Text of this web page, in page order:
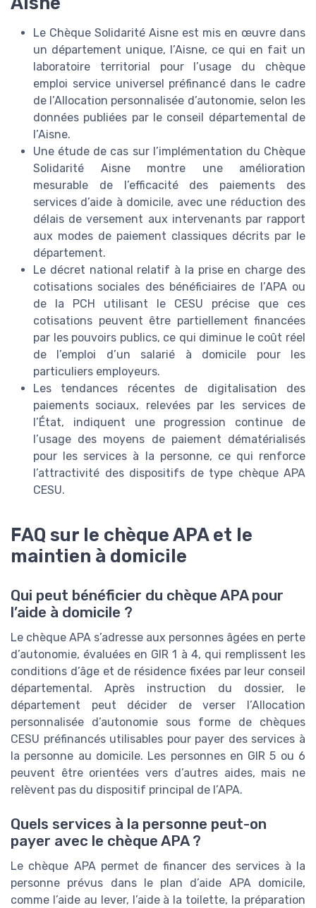
Le Chèque Solidarité Aisne est mis en œuvre dans
un département unique, l’Aisne, ce qui en fait un
laboratoire territorial pour l’usage du chèque
emploi service universel préfinancé dans le cadre
de l’Allocation personnalisée d’autonomie, selon les
données publiées par le conseil départemental de
l’Aisne.
Une étude de cas sur l’implémentation du Chèque
Solidarité Aisne montre une amélioration
mesurable de l’efficacité des paiements des
services d’aide à domicile, avec une réduction des
délais de versement aux intervenants par rapport
aux modes de paiement classiques décrits par le
département.
Le décret national relatif à la prise en charge des
cotisations sociales des bénéficiaires de l’APA ou
de la PCH utilisant le CESU précise que ces
cotisations peuvent être partiellement financées
par les pouvoirs publics, ce qui diminue le coût réel
de l’emploi d’un salarié à domicile pour les
particuliers employeurs.
Les tendances récentes de digitalisation des
paiements sociaux, relevées par les services de
l’État, indiquent une progression continue de
l’usage des moyens de paiement dématérialisés
pour les services à la personne, ce qui renforce
l’attractivité des dispositifs de type chèque APA
CESU.
FAQ sur le chèque APA et le
maintien à domicile
Qui peut bénéficier du chèque APA pour
l’aide à domicile ?
Le chèque APA s’adresse aux personnes âgées en perte
d’autonomie, évaluées en GIR 1 à 4, qui remplissent les
conditions d’âge et de résidence fixées par leur conseil
départemental. Après instruction du dossier, le
département peut décider de verser l’Allocation
personnalisée d’autonomie sous forme de chèques
CESU préfinancés utilisables pour payer des services à
la personne au domicile. Les personnes en GIR 5 ou 6
peuvent être orientées vers d’autres aides, mais ne
relèvent pas du dispositif principal de l’APA.
Quels services à la personne peut-on
payer avec le chèque APA ?
Le chèque APA permet de financer des services à la
personne prévus dans le plan d’aide APA domicile,
comme l’aide au lever, l’aide à la toilette, la préparation